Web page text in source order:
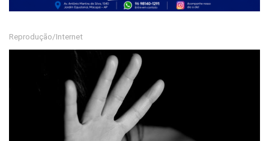
Reprodução/Internet